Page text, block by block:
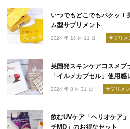
ボディ＆ヘア
ライフスタイル
いつでもどこでもパクッ！
ム型サプリメント
2024 年 10 月 11 日 サプリメ
英国発スキンケアコスメブ
「イルメカプセル」使用感
2024 年 8 月 31 日 サプリメン
飲むUVケア「ヘリオケア
チMD」のお得なセット